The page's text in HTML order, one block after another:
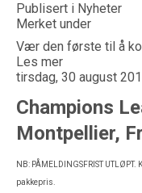
Publisert i Nyheter
Merket under
Vær den første til å
Les mer
tirsdag, 30 august
Champions
Montpellier,
NB: PÅMELDINGSFRIST
pakkepris.